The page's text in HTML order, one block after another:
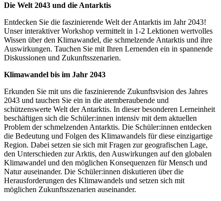
Die Welt 2043 und die Antarktis
Entdecken Sie die faszinierende Welt der Antarktis im Jahr 2043!
Unser interaktiver Workshop vermittelt in 1-2 Lektionen wertvolles
Wissen über den Klimawandel, die schmelzende Antarktis und ihre
Auswirkungen. Tauchen Sie mit Ihren Lernenden ein in spannende
Diskussionen und Zukunftsszenarien.
Klimawandel bis im Jahr 2043
Erkunden Sie mit uns die faszinierende Zukunftsvision des Jahres
2043 und tauchen Sie ein in die atemberaubende und
schützenswerte Welt der Antarktis. In dieser besonderen Lerneinheit
beschäftigen sich die Schüler:innen intensiv mit dem aktuellen
Problem der schmelzenden Antarktis. Die Schüler:innen entdecken
die Bedeutung und Folgen des Klimawandels für diese einzigartige
Region. Dabei setzen sie sich mit Fragen zur geografischen Lage,
den Unterschieden zur Arktis, den Auswirkungen auf den globalen
Klimawandel und den möglichen Konsequenzen für Mensch und
Natur auseinander. Die Schüler:innen diskutieren über die
Herausforderungen des Klimawandels und setzen sich mit
möglichen Zukunftsszenarien auseinander.